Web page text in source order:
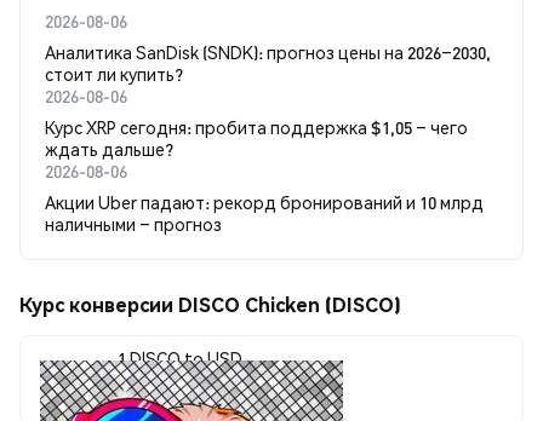
2026-08-06
Аналитика SanDisk (SNDK): прогноз цены на 2026–2030,
стоит ли купить?
2026-08-06
Курс XRP сегодня: пробита поддержка $1,05 – чего
ждать дальше?
2026-08-06
Акции Uber падают: рекорд бронирований и 10 млрд
наличными – прогноз
Курс конверсии DISCO Chicken (DISCO)
1 DISCO to USD
$0.00001891